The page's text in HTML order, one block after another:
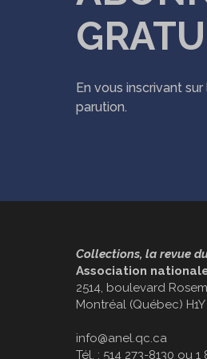
En vous inscrivant
parution.
Collections, la revue
Association
2514, boulevard
Montréal (Québec) H1Y
info@anel.qc.ca
Tél. : 514 273-8130 ou